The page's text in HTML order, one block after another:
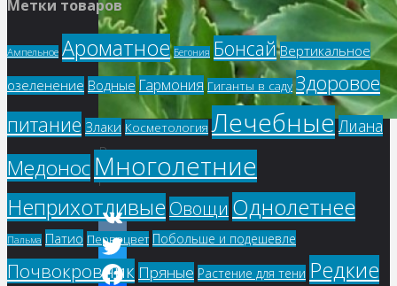
Родиола
розовая
VK
Twitter
Метки товаров
Ампельное Ароматное Бегония Бонсай Вертикальное
озеленение Водные Гармония Гиганты в саду Здоровое
питание Злаки Косметология Лечебные Лиана
МедоносМноголетние
Неприхотливые Овощи Однолетнее
Пальма Патио Первоцвет Побольше и подешевле
Почвокровник Пряные Растение для тени Редкие